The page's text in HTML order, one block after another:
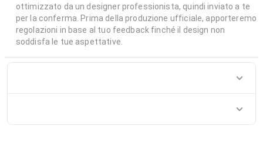
ottimizzato da un designer professionista, quindi inviato a te
per la conferma. Prima della produzione ufficiale, apporteremo
regolazioni in base al tuo feedback finché il design non
soddisfa le tue aspettative.